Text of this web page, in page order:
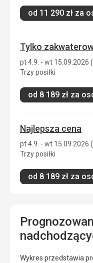
od 11 290 zł za
Tylko
pt 4.9. - wt 15.09.2026
Trzy posiłki
od 8 189 zł za
Najlepsza cena
pt 4.9. - wt 15.09.2026
Trzy posiłki
od 8 189 zł za
Wykres przedstawia